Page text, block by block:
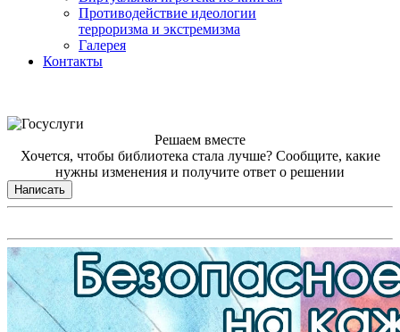
Противодействие идеологии
терроризма и экстремизма
Галерея
Контакты
Решаем вместе
Хочется, чтобы библиотека стала лучше? Сообщите, какие
нужны изменения и получите ответ о решении
Написать